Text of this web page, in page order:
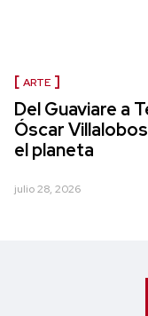
ARTE
Del Guaviare a
Óscar
el planeta
julio 28, 2026